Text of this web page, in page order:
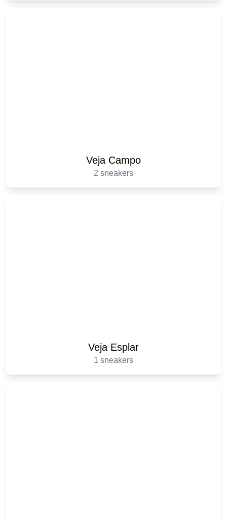
Veja Campo
2 sneakers
Veja Esplar
1 sneakers